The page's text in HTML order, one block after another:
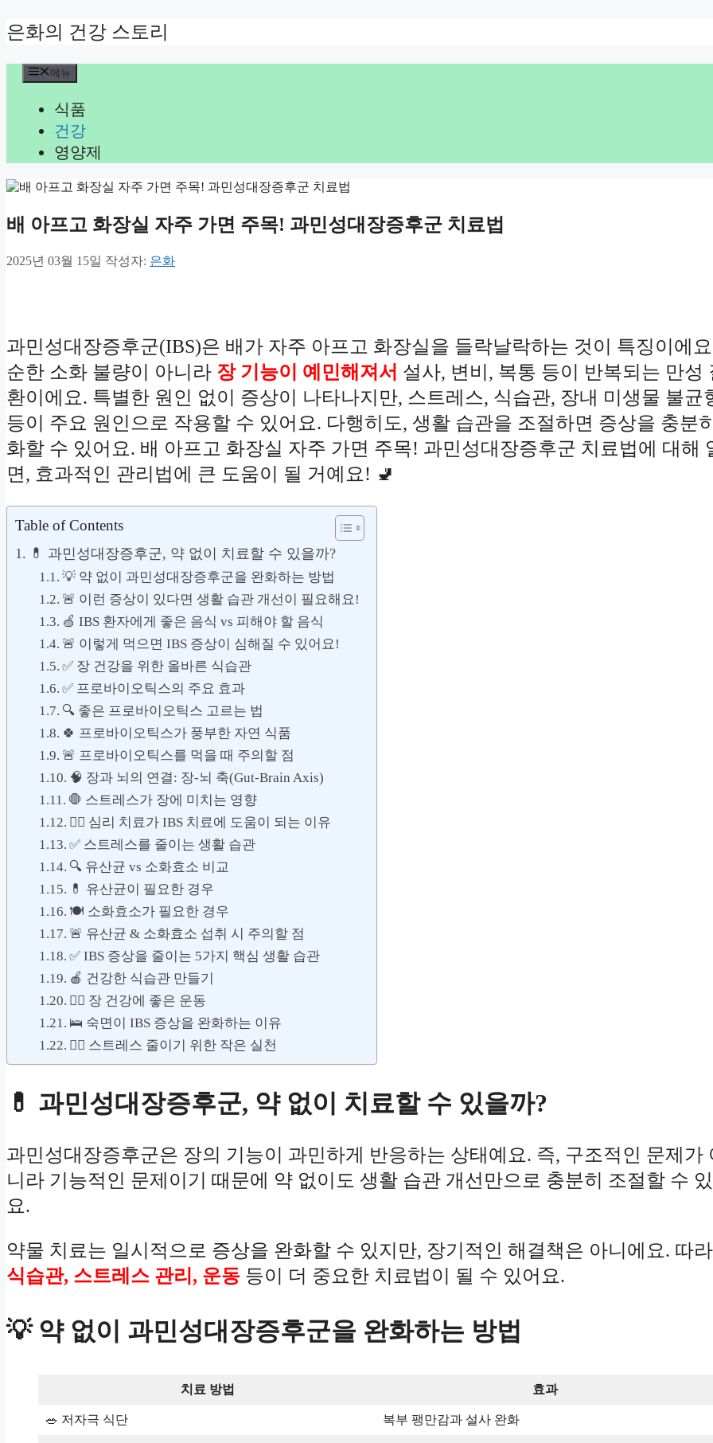
컨
텐
은화의 건강 스토리
메뉴
식품
건강
영양제
배 아프고 화장실 자주 가면 주목! 과민성대장증후군 치료법
2025년 03월 15일 작성자: 은화
과민성대장증후군(IBS)은 배가 자주 아프고 화장실을 들락날락하는 것이 특징이에
순한 소화 불량이 아니라 장 기능이 예민해져서 설사, 변비, 복통 등이 반복되는 만성
환이에요. 특별한 원인 없이 증상이 나타나지만, 스트레스, 식습관, 장내 미생물 불균
등이 주요 원인으로 작용할 수 있어요. 다행히도, 생활 습관을 조절하면 증상을 충분
화할 수 있어요. 배 아프고 화장실 자주 가면 주목! 과민성대장증후군 치료법에 대해
면, 효과적인 관리법에 큰 도움이 될 거예요! 🚽
Table of Contents
💊 과민성대장증후군, 약 없이 치료할 수 있을까?
💡 약 없이 과민성대장증후군을 완화하는 방법
🚨 이런 증상이 있다면 생활 습관 개선이 필요해요!
🍏 IBS 환자에게 좋은 음식 vs 피해야 할 음식
🚨 이렇게 먹으면 IBS 증상이 심해질 수 있어요!
✅ 장 건강을 위한 올바른 식습관
✅ 프로바이오틱스의 주요 효과
🔍 좋은 프로바이오틱스 고르는 법
🍀 프로바이오틱스가 풍부한 자연 식품
🚨 프로바이오틱스를 먹을 때 주의할 점
🧠 장과 뇌의 연결: 장-뇌 축(Gut-Brain Axis)
🛑 스트레스가 장에 미치는 영향
🧘‍♂️ 심리 치료가 IBS 치료에 도움이 되는 이유
✅ 스트레스를 줄이는 생활 습관
🔍 유산균 vs 소화효소 비교
💊 유산균이 필요한 경우
🍽️ 소화효소가 필요한 경우
🚨 유산균 & 소화효소 섭취 시 주의할 점
✅ IBS 증상을 줄이는 5가지 핵심 생활 습관
🍎 건강한 식습관 만들기
🏃‍♂️ 장 건강에 좋은 운동
🛌 숙면이 IBS 증상을 완화하는 이유
💆‍♀️ 스트레스 줄이기 위한 작은 실천
💊 과민성대장증후군, 약 없이 치료할 수 있을까?
과민성대장증후군은 장의 기능이 과민하게 반응하는 상태예요. 즉, 구조적인 문제가
니라 기능적인 문제이기 때문에 약 없이도 생활 습관 개선만으로 충분히 조절할 수
요.
약물 치료는 일시적으로 증상을 완화할 수 있지만, 장기적인 해결책은 아니에요. 따
식습관, 스트레스 관리, 운동 등이 더 중요한 치료법이 될 수 있어요.
💡 약 없이 과민성대장증후군을 완화하는 방법
치료 방법 효과
🥗 저자극 식단 복부 팽만감과 설사 완화